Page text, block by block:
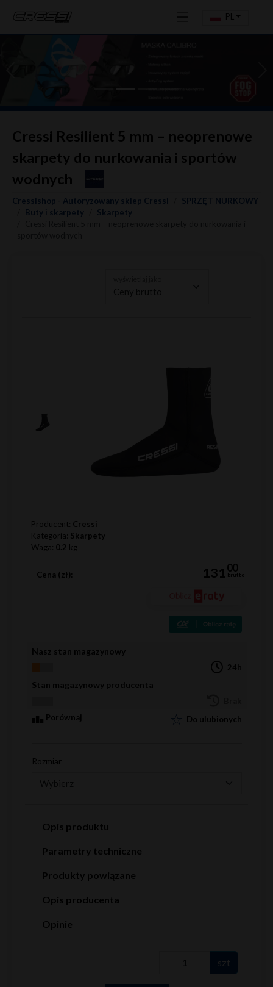
PL
Cressi Resilient 5 mm – neoprenowe
skarpety do nurkowania i sportów
wodnych
Cressishop - Autoryzowany sklep Cressi
SPRZĘT NURKOWY
Buty i skarpety
Skarpety
Producent: Cressi
Kategoria: Skarpety
Waga: 0.2 kg
Cena (zł): 13100
brutto
Nasz stan magazynowy
24h
Stan magazynowy producenta
Porównaj
Do ulubionych
Rozmiar
Opis produktu
Parametry techniczne
Produkty powiązane
Opis producenta
Opinie
szt